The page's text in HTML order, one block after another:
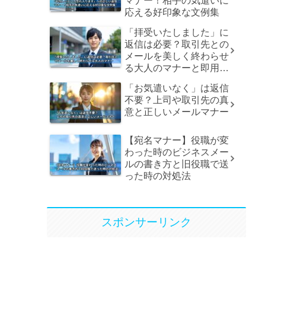
応える好印象な文例集
「拝受いたしました」に
返信は必要？取引先との
メールを美しく終わらせ
る大人のマナーと即用文
「お気遣いなく」は返信
不要？上司や取引先の真
意と正しいメールマナー
【宛名マナー】役職が変
わった時のビジネスメー
ルの書き方と旧役職で送
った時の対処法
スポンサーリンク